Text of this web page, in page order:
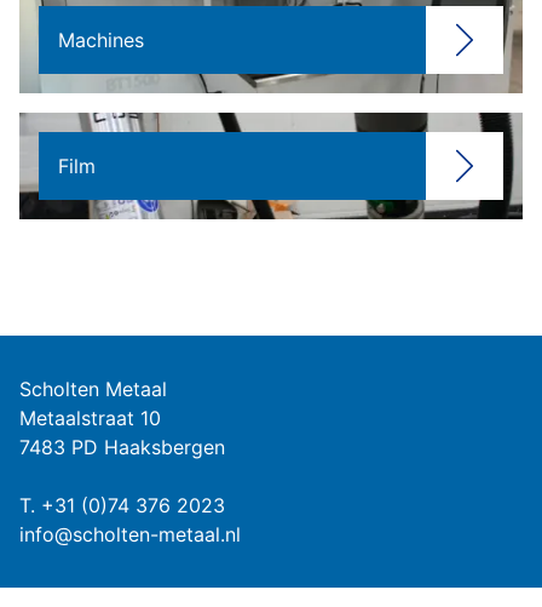
Machines
Film
Scholten Metaal
Metaalstraat 10
7483 PD Haaksbergen
T. +31 (0)74 376 2023
info@scholten-metaal.nl